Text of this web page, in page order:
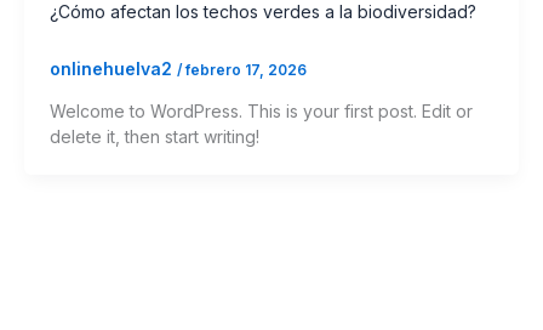
¿Cómo afectan los techos verdes a la biodiversidad?
onlinehuelva2 /febrero 17, 2026
Welcome to WordPress. This is your first post. Edit or
delete it, then start writing!